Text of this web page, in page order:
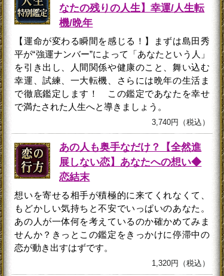
なたの残りの人生】幸運/人生転
機/晩年
【運命が変わる瞬間を感じる！】まずは島田秀
平が“強運ナンバー”によって「あなたという人」
を引き出し、人間関係や健康のこと、舞い込む
幸運、試練、一大転機、さらには晩年の生活ま
で徹底鑑定します！ この鑑定であなたを幸せ
で満たされた人生へと導きましょう。
3,740円（税込）
あの人も奥手なだけ？【全然進
展しない恋】あなたへの想い◆
恋結末
想いを寄せる相手が積極的に来てくれなくて、
もどかしい気持ちと不安でいっぱいのあなた。
あの人が一体何を考えているのか確かめてみま
せんか？きっとこの鑑定をきっかけに停滞中の
恋が動き出すはずです。
1,320円（税込）